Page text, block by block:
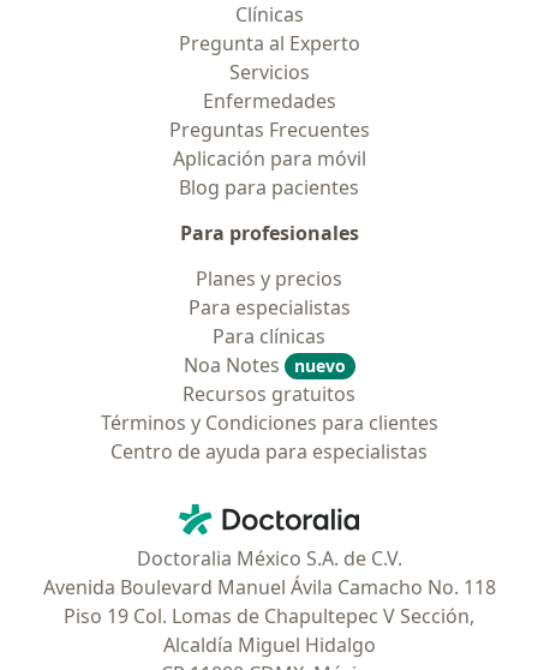
Clínicas
Pregunta al Experto
Servicios
Enfermedades
Preguntas Frecuentes
Aplicación para móvil
Blog para pacientes
Para profesionales
Planes y precios
Para especialistas
Para clínicas
Noa Notes
nuevo
Recursos gratuitos
Términos y Condiciones para clientes
Centro de ayuda para especialistas
Doctoralia - Página de inicio
Doctoralia México S.A. de C.V.
Avenida Boulevard Manuel Ávila Camacho No. 118
Piso 19 Col. Lomas de Chapultepec V Sección,
Alcaldía Miguel Hidalgo